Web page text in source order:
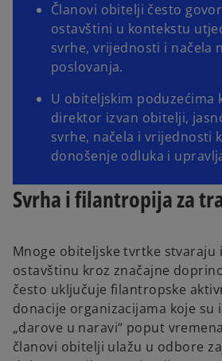
Članovi obitelji često
ostavštini u kontekstu
svrhe, vrijednosti i načela
poslovanja.
U obiteljskim poduzećima
direktor izvan obitelji,
svrhe, načela i vrijednosti
donošenje odluka i
Svrha i filantropija za
Mnoge obiteljske tvrtke stvaraju
ostavštinu kroz značajne
često uključuje filantropske
donacije organizacijama koje su
„darove u naravi“ poput
članovi obitelji ulažu u odbore